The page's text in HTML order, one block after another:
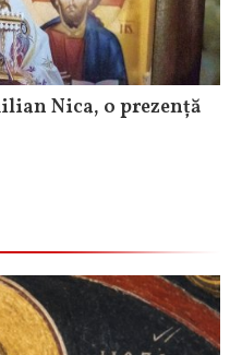
Nica, o prezență